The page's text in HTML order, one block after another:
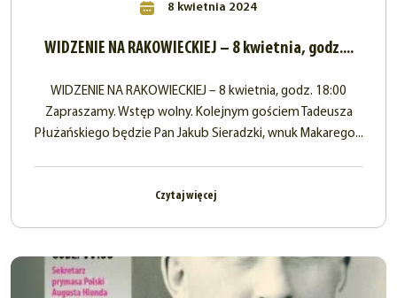
8 kwietnia 2024
WIDZENIE NA RAKOWIECKIEJ – 8 kwietnia, godz....
WIDZENIE NA RAKOWIECKIEJ – 8 kwietnia, godz. 18:00
Zapraszamy. Wstęp wolny. Kolejnym gościem Tadeusza
Płużańskiego będzie Pan Jakub Sieradzki, wnuk Makarego...
Czytaj więcej